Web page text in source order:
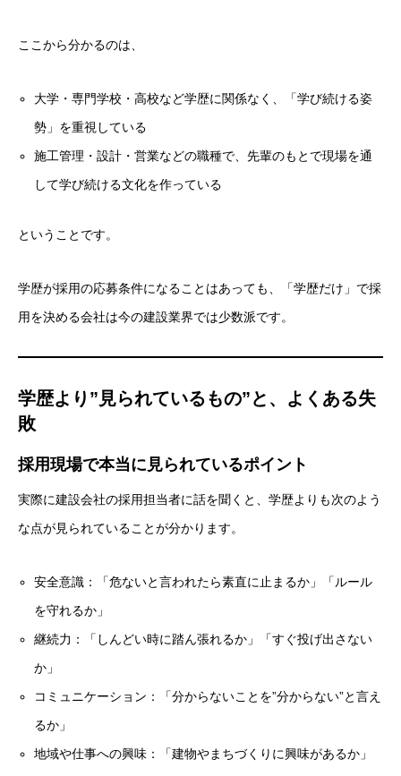
ここから分かるのは、
大学・専門学校・高校など学歴に関係なく、「学び続ける姿
勢」を重視している
施工管理・設計・営業などの職種で、先輩のもとで現場を通
して学び続ける文化を作っている
ということです。
学歴が採用の応募条件になることはあっても、「学歴だけ」で採
用を決める会社は今の建設業界では少数派です。
学歴より”見られているもの”と、よくある失
敗
採用現場で本当に見られているポイント
実際に建設会社の採用担当者に話を聞くと、学歴よりも次のよう
な点が見られていることが分かります。
安全意識：「危ないと言われたら素直に止まるか」「ルール
を守れるか」
継続力：「しんどい時に踏ん張れるか」「すぐ投げ出さない
か」
コミュニケーション：「分からないことを”分からない”と言え
るか」
地域や仕事への興味：「建物やまちづくりに興味があるか」